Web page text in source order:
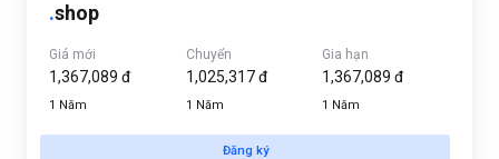
.shop
Giá mới
1,367,089 đ
1 Năm
Chuyển
1,025,317 đ
1 Năm
Gia hạn
1,367,089 đ
1 Năm
Đăng ký